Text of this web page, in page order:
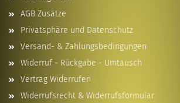
AGB Zusätze
Privatsphäre und Datenschutz
Versand- & Zahlungsbedingungen
Widerruf - Rückgabe - Umtausch
Vertrag Widerrufen
Widerrufsrecht & Widerrufsformular